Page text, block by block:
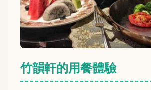
竹韻軒的用餐體驗